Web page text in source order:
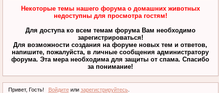
Некоторые темы нашего форума о домашних животных
недоступны для просмотра гостям!
Для доступа ко всем темам форума Вам необходимо
зарегистрироваться!
Для возможности создания на форуме новых тем и ответов,
напишите, пожалуйста, в личные сообщения администратору
форума. Эта мера необходима для защиты от спама. Спасибо
за понимание!
Привет, Гость! Войдитеили зарегистрируйтесь.